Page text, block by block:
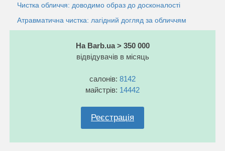
Чистка обличчя: доводимо образ до досконалості
Атравматична чистка: лагідний догляд за обличчям
На Barb.ua > 350 000
відвідувачів в місяць
салонів: 8142
майстрів: 14442
Реєстрація